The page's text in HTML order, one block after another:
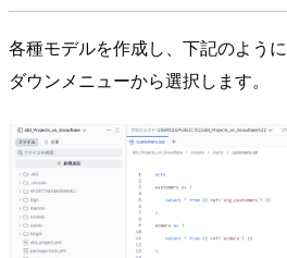
各種モデルを作成し、下記のように
ダウンメニューから選択します。